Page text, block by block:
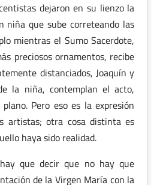
dejaron en su lienzo la
niña que sube correteando las
mientras el Sumo Sacerdote,
preciosos ornamentos, recibe
distanciados, Joaquín y
la niña, contemplan el acto,
Pero eso es la expresión
artistas; otra cosa distinta es
haya sido realidad.
que decir que no hay que
de la Virgen María con la